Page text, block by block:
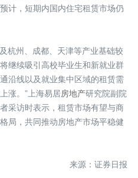
计，短期内国内住宅租赁市场仍
州、成都、天津等产业基础较
继续吸引高校毕业生和新就业群
沿线以及就业集中区域的租赁需
涨。”上海易居房地产研究院副院
采访时表示，租赁市场有望与商
局，共同推动房地产市场平稳健
来源：证券日报